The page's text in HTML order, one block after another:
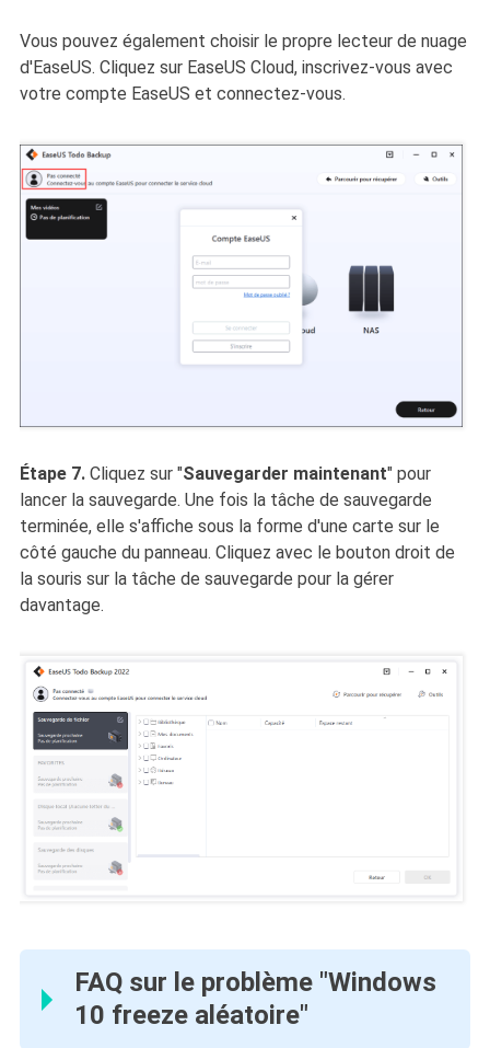
Vous pouvez également choisir le propre lecteur de nuage
d'EaseUS. Cliquez sur EaseUS Cloud, inscrivez-vous avec
votre compte EaseUS et connectez-vous.
Étape 7. Cliquez sur "Sauvegarder maintenant" pour
lancer la sauvegarde. Une fois la tâche de sauvegarde
terminée, elle s'affiche sous la forme d'une carte sur le
côté gauche du panneau. Cliquez avec le bouton droit de
la souris sur la tâche de sauvegarde pour la gérer
davantage.
FAQ sur le problème "Windows
10 freeze aléatoire"